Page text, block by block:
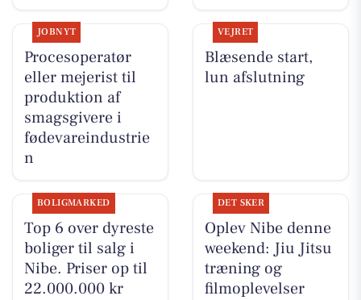
JOBNYT
Procesoperatør
eller mejerist til
produktion af
smagsgivere i
fødevareindustrie
n
VEJRET
Blæsende start,
lun afslutning
BOLIGMARKED
Top 6 over dyreste
boliger til salg i
Nibe. Priser op til
22.000.000 kr
DET SKER
Oplev Nibe denne
weekend: Jiu Jitsu
træning og
filmoplevelser